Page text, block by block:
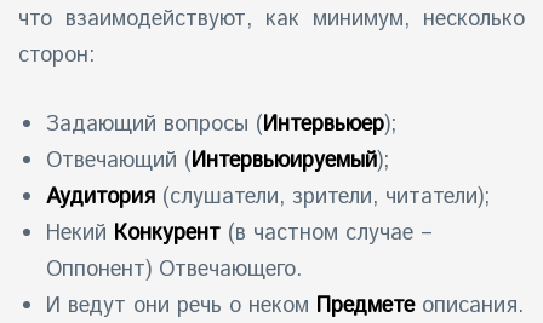
что взаимодействуют, как минимум, несколько
сторон:
Задающий вопросы (Интервьюер);
Отвечающий (Интервьюируемый);
Аудитория (слушатели, зрители, читатели);
Некий Конкурент (в частном случае –
Оппонент) Отвечающего.
И ведут они речь о неком Предмете описания.